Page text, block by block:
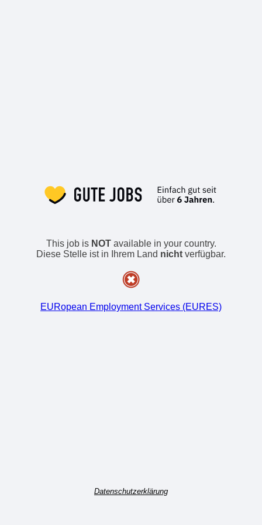
This job is NOTavailable in your country.
Diese Stelle ist in Ihrem Land nicht verfügbar.
EURopean Employment Services (EURES)
Datenschutzerklärung